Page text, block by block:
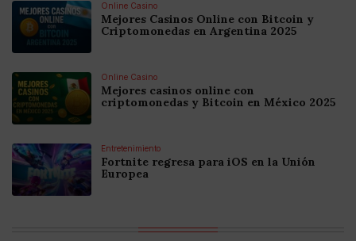
Online Casino
Mejores Casinos Online con Bitcoin y
Criptomonedas en Argentina 2025
Online Casino
Mejores casinos online con
criptomonedas y Bitcoin en México 2025
Entretenimiento
Fortnite regresa para iOS en la Unión
Europea